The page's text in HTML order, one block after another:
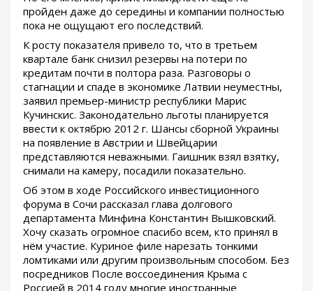
пройден даже до середины и компании полностью
пока не ощущают его последствий.
К росту показателя привело то, что в третьем
квартале банк снизил резервы на потери по
кредитам почти в полтора раза. Разговоры о
стагнации и спаде в экономике Латвии неуместны,
заявил премьер-министр республики Марис
Кучинскис. Законодательно льготы планируется
ввести к октябрю 2012 г. Шансы сборной Украины
на появление в Австрии и Швейцарии
представляются неважными. Гаишник взял взятку,
снимали на камеру, посадили показательно.
Об этом в ходе Российского инвестиционного
форума в Сочи рассказал глава долгового
департамента Минфина Константин Вышковский.
Хочу сказать огромное спасибо всем, кто принял в
нём участие. Куриное филе нарезать тонкими
ломтиками или другим произвольным способом. Без
посредников После воссоединения Крыма с
Россией в 2014 году многие иностранные